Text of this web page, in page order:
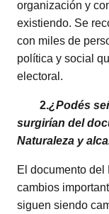
organización y
existiendo. Se
con miles de
política y social
electoral.
2.¿Podés
surgirían del
Naturaleza y
El documento
cambios
siguen siendo